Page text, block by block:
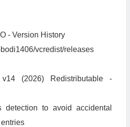
- Version History
vcredist/releases
(2026) Redistributable -
detection to avoid accidental